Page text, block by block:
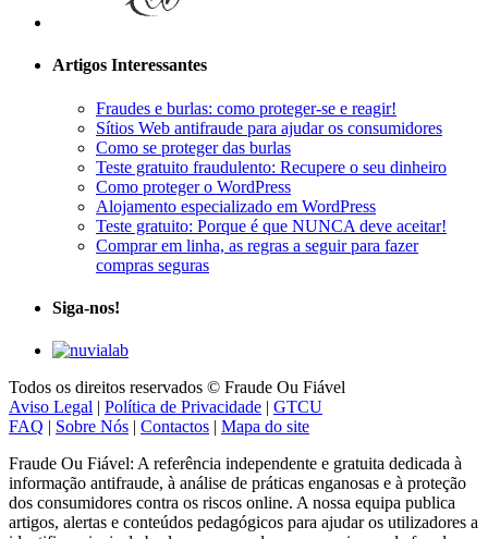
Artigos Interessantes
Fraudes e burlas: como proteger-se e reagir!
Sítios Web antifraude para ajudar os consumidores
Como se proteger das burlas
Teste gratuito fraudulento: Recupere o seu dinheiro
Como proteger o WordPress
Alojamento especializado em WordPress
Teste gratuito: Porque é que NUNCA deve aceitar!
Comprar em linha, as regras a seguir para fazer
compras seguras
Siga-nos!
Todos os direitos reservados © Fraude Ou Fiável
Aviso Legal | Política de Privacidade | GTCU
FAQ | Sobre Nós | Contactos | Mapa do site
Fraude Ou Fiável: A referência independente e gratuita dedicada à
informação antifraude, à análise de práticas enganosas e à proteção
dos consumidores contra os riscos online. A nossa equipa publica
artigos, alertas e conteúdos pedagógicos para ajudar os utilizadores a